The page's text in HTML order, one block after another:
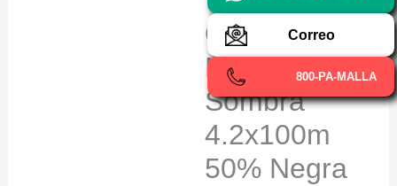
OBAMALLA®
Media
Sombra
4.2x100m
50% Negra
Correo
800-PA-MALLA